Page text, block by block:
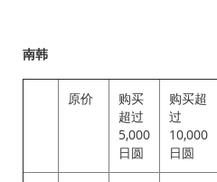
南韩
原价
购买
超过
5,000
日圆
购买超
过
10,000
日圆